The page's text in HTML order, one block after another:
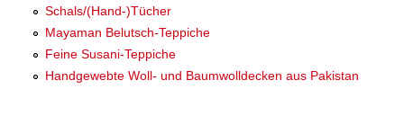
Schals/(Hand-)Tücher
Mayaman Belutsch-Teppiche
Feine Susani-Teppiche
Handgewebte Woll- und Baumwolldecken aus Pakistan